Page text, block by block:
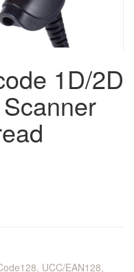
1D/2D
UCC/EAN128,